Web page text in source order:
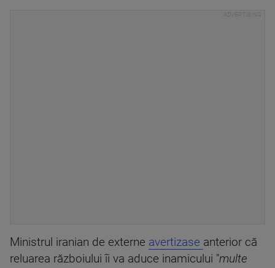
Ministrul iranian de externe avertizase anterior că
reluarea războiului îi va aduce inamicului "multe